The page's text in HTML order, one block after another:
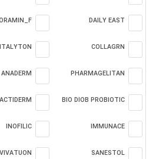
DAILY EAST
COLLAGRN
PHARMAGELITAN
ANADERM
BIO DIOB PROBIOTIC
ACTIDERM
IMMUNACE
INOFILIC
SANESTOL
VIVATUON